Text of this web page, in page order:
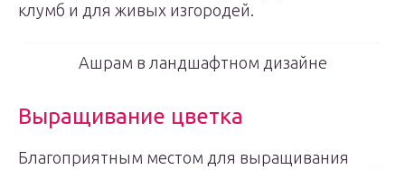
клумб и для живых изгородей.
Ашрам в ландшафтном дизайне
Выращивание цветка
Благоприятным местом для выращивания